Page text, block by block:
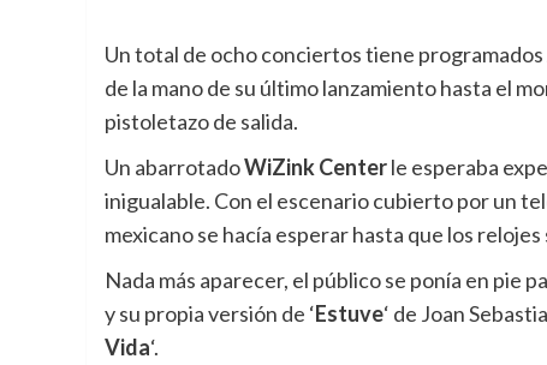
Un total de ocho conciertos tiene programados
de la mano de su último lanzamiento hasta el
pistoletazo de salida.
Un abarrotadoWiZink Centerle esperaba
inigualable. Con el escenario cubierto por un
mexicano se hacía esperar hasta que los relojes
Nada más aparecer, el público se ponía en pie
y su propia versión de ‘Estuve‘ de Joan
Vida‘.